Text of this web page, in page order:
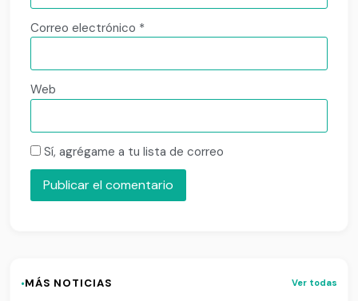
Correo electrónico *
Web
Sí, agrégame a tu lista de correo
·MÁS NOTICIAS Ver todas